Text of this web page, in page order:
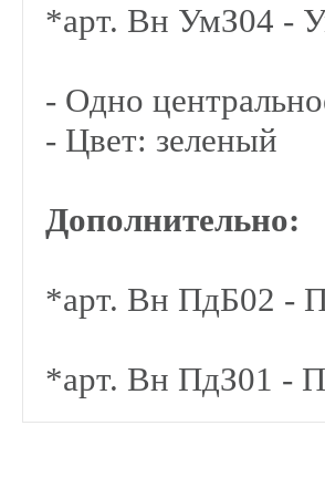
*арт. Вн УмЗ04 -
- Одно
- Цвет: зеленый
Дополнительно:
*арт. Вн ПдБ02 -
*арт. Вн ПдЗ01 -